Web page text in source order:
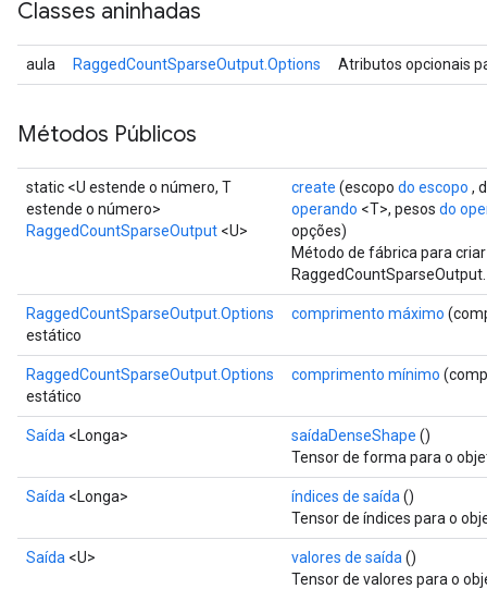
Classes aninhadas
aula RaggedCountSparseOutput.Options Atributos opcionais
Métodos Públicos
static <U estende o número, T
estende o número>
RaggedCountSparseOutput <U>
create (escopo do escopo ,
operando <T>, pesos do
opções)
Método de fábrica para
RaggedCountSparseOutput.
RaggedCountSparseOutput.Options
estático
comprimento máximo
RaggedCountSparseOutput.Options
estático
comprimento mínimo
Saída <Longa> saídaDenseShape ()
Tensor de forma para o
Saída <Longa> índices de saída ()
Tensor de índices para o
Saída <U> valores de saída ()
Tensor de valores para o